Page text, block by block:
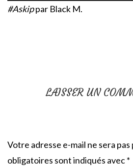
#Askippar Black M.
LAISSER UN
Votre adresse e-mail ne sera pas
obligatoires sont indiqués avec*